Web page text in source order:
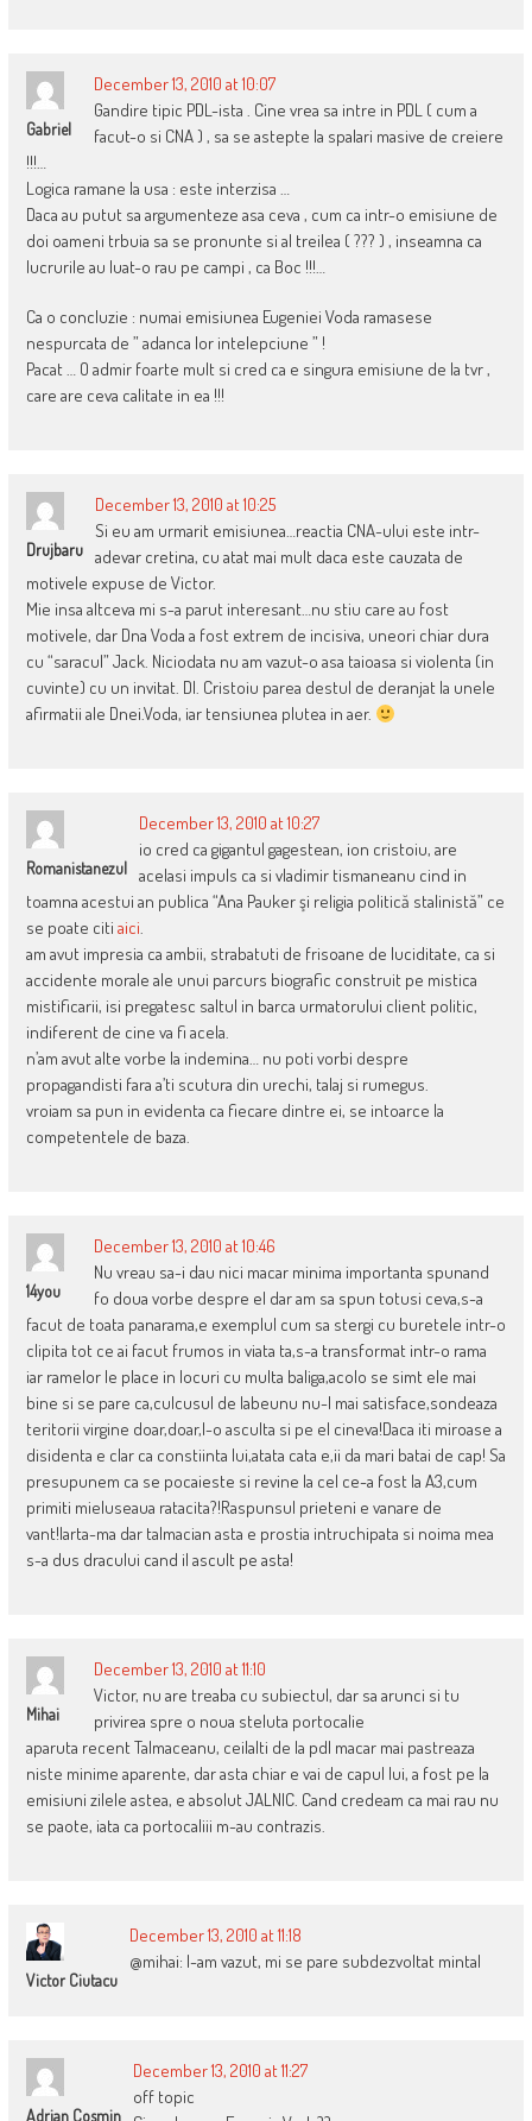
Gabriel
December 13, 2010 at 10:07
Gandire tipic PDL-ista . Cine vrea sa intre in PDL ( cum a
facut-o si CNA ) , sa se astepte la spalari masive de creiere
!!!…
Logica ramane la usa : este interzisa …
Daca au putut sa argumenteze asa ceva , cum ca intr-o emisiune de
doi oameni trbuia sa se pronunte si al treilea ( ??? ) , inseamna ca
lucrurile au luat-o rau pe campi , ca Boc !!!…
Ca o concluzie : numai emisiunea Eugeniei Voda ramasese
nespurcata de ” adanca lor intelepciune ” !
Pacat … O admir foarte mult si cred ca e singura emisiune de la tvr ,
care are ceva calitate in ea !!!
Drujbaru
December 13, 2010 at 10:25
Si eu am urmarit emisiunea…reactia CNA-ului este intr-
adevar cretina, cu atat mai mult daca este cauzata de
motivele expuse de Victor.
Mie insa altceva mi s-a parut interesant…nu stiu care au fost
motivele, dar Dna Voda a fost extrem de incisiva, uneori chiar dura
cu “saracul” Jack. Niciodata nu am vazut-o asa taioasa si violenta (in
cuvinte) cu un invitat. Dl. Cristoiu parea destul de deranjat la unele
afirmatii ale Dnei.Voda, iar tensiunea plutea in aer.
Romanistanezul
December 13, 2010 at 10:27
io cred ca gigantul gagestean, ion cristoiu, are
acelasi impuls ca si vladimir tismaneanu cind in
toamna acestui an publica “Ana Pauker şi religia politică stalinistă” ce
se poate citi aici.
am avut impresia ca ambii, strabatuti de frisoane de luciditate, ca si
accidente morale ale unui parcurs biografic construit pe mistica
mistificarii, isi pregatesc saltul in barca urmatorului client politic,
indiferent de cine va fi acela.
n’am avut alte vorbe la indemina… nu poti vorbi despre
propagandisti fara a’ti scutura din urechi, talaj si rumegus.
vroiam sa pun in evidenta ca fiecare dintre ei, se intoarce la
competentele de baza.
14you
December 13, 2010 at 10:46
Nu vreau sa-i dau nici macar minima importanta spunand
fo doua vorbe despre el dar am sa spun totusi ceva,s-a
facut de toata panarama,e exemplul cum sa stergi cu buretele intr-o
clipita tot ce ai facut frumos in viata ta,s-a transformat intr-o rama
iar ramelor le place in locuri cu multa baliga,acolo se simt ele mai
bine si se pare ca,culcusul de labeunu nu-l mai satisface,sondeaza
teritorii virgine doar,doar,l-o asculta si pe el cineva!Daca iti miroase a
disidenta e clar ca constiinta lui,atata cata e,ii da mari batai de cap! Sa
presupunem ca se pocaieste si revine la cel ce-a fost la A3,cum
primiti mieluseaua ratacita?!Raspunsul prieteni e vanare de
vant!Iarta-ma dar talmacian asta e prostia intruchipata si noima mea
s-a dus dracului cand il ascult pe asta!
Mihai
December 13, 2010 at 11:10
Victor, nu are treaba cu subiectul, dar sa arunci si tu
privirea spre o noua steluta portocalie
aparuta recent Talmaceanu, ceilalti de la pdl macar mai pastreaza
niste minime aparente, dar asta chiar e vai de capul lui, a fost pe la
emisiuni zilele astea, e absolut JALNIC. Cand credeam ca mai rau nu
se paote, iata ca portocaliii m-au contrazis.
Victor Ciutacu
December 13, 2010 at 11:18
@mihai: l-am vazut, mi se pare subdezvoltat mintal
Adrian Cosmin
December 13, 2010 at 11:27
off topic